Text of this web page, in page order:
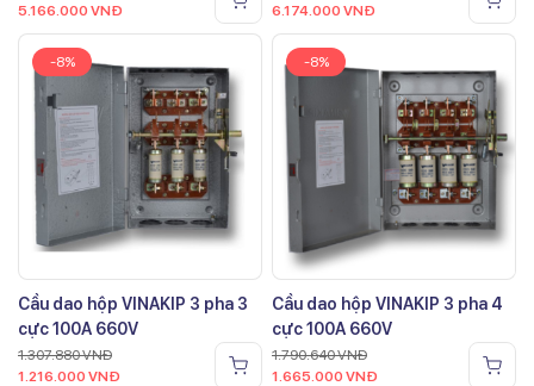
5.166.000 VNĐ
6.174.000 VNĐ
-8%
Cầu dao hộp VINAKIP 3 pha 3
cực 100A 660V
1.307.880VNĐ
1.216.000 VNĐ
-8%
Cầu dao hộp VINAKIP 3 pha 4
cực 100A 660V
1.790.640VNĐ
1.665.000 VNĐ